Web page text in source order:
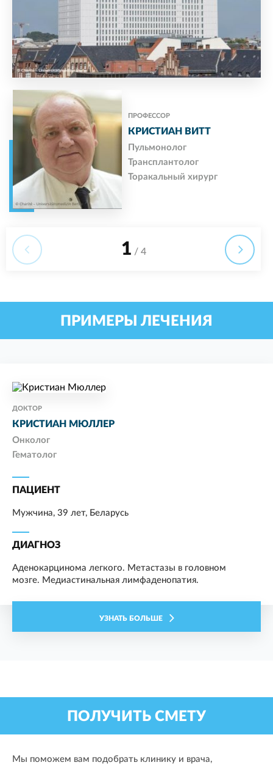
ПРОФЕССОР
КРИСТИАН ВИТТ
Пульмонолог
Трансплантолог
Торакальный хирург
1 / 4
ПРИМЕРЫ ЛЕЧЕНИЯ
ДОКТОР
КРИСТИАН МЮЛЛЕР
Онколог
Гематолог
ПАЦИЕНТ
Мужчина, 39 лет, Беларусь
ДИАГНОЗ
Аденокарцинома легкого. Метастазы в головном
мозге. Медиастинальная лимфаденопатия.
УЗНАТЬ БОЛЬШЕ
ПОЛУЧИТЬ СМЕТУ
Мы поможем вам подобрать клинику и врача,